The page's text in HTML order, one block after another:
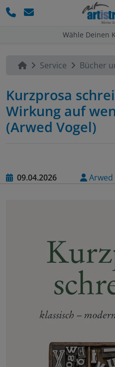
Wähle Deinen
Service Bücher
Kurzprosa
Wirkung auf
(Arwed Vogel)
09.04.2026 Arwed